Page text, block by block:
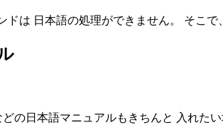
は 日本語の処理ができません。 そこ
の日本語マニュアルもきちんと 入れたい